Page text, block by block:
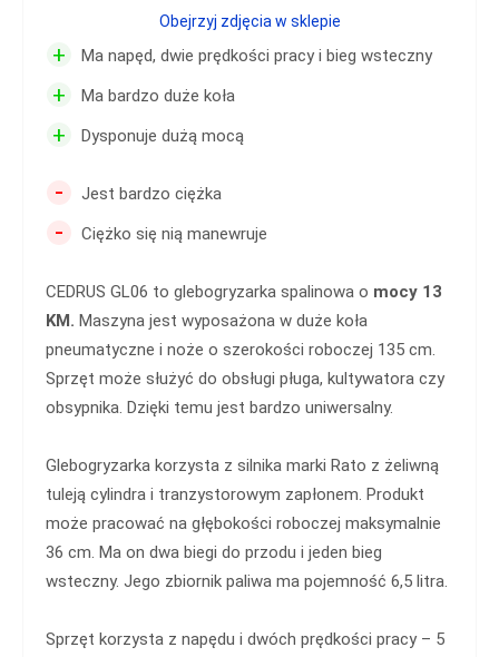
+ Ma napęd, dwie prędkości pracy i bieg wsteczny
+ Ma bardzo duże koła
+ Dysponuje dużą mocą
- Jest bardzo ciężka
- Ciężko się nią manewruje
CEDRUS GL06 to glebogryzarka spalinowa o mocy 13
KM. Maszyna jest wyposażona w duże koła
pneumatyczne i noże o szerokości roboczej 135 cm.
Sprzęt może służyć do obsługi pługa, kultywatora czy
obsypnika. Dzięki temu jest bardzo uniwersalny.
Glebogryzarka korzysta z silnika marki Rato z żeliwną
tuleją cylindra i tranzystorowym zapłonem. Produkt
może pracować na głębokości roboczej maksymalnie
36 cm. Ma on dwa biegi do przodu i jeden bieg
wsteczny. Jego zbiornik paliwa ma pojemność 6,5 litra.
Sprzęt korzysta z napędu i dwóch prędkości pracy – 5
Obejrzyj zdjęcia w sklepie